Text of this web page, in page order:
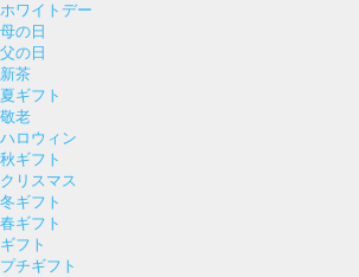
ホワイトデー
母の日
父の日
新茶
夏ギフト
敬老
ハロウィン
秋ギフト
クリスマス
冬ギフト
春ギフト
ギフト
プチギフト